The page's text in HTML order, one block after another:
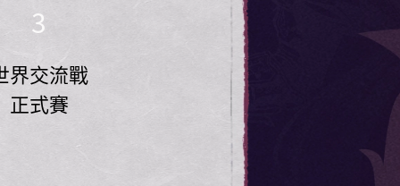
3
界交流戰
正式賽